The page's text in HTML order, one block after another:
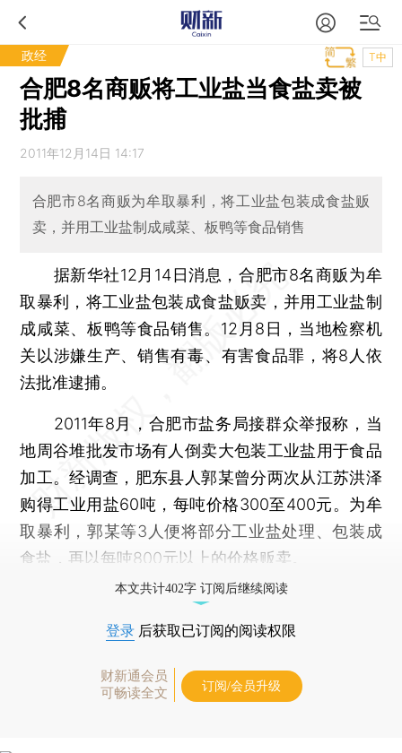
政经 T中
合肥8名商贩将工业盐当食盐卖被
批捕
2011年12月14日 14:17
合肥市8名商贩为牟取暴利，将工业盐包装成食盐贩
卖，并用工业盐制成咸菜、板鸭等食品销售
据新华社12月14日消息，合肥市8名商贩为牟
取暴利，将工业盐包装成食盐贩卖，并用工业盐制
成咸菜、板鸭等食品销售。12月8日，当地检察机
关以涉嫌生产、销售有毒、有害食品罪，将8人依
法批准逮捕。
2011年8月，合肥市盐务局接群众举报称，当
地周谷堆批发市场有人倒卖大包装工业盐用于食品
加工。经调查，肥东县人郭某曾分两次从江苏洪泽
购得工业用盐60吨，每吨价格300至400元。为牟
取暴利，郭某等3人便将部分工业盐处理、包装成
食盐，再以每吨800元以上的价格贩卖。
本文共计402字 订阅后继续阅读
登录 后获取已订阅的阅读权限
财新通会员
可畅读全文
订阅/会员升级